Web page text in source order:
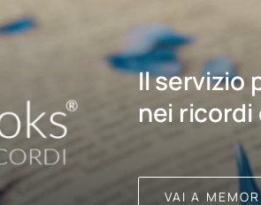
Il servizio
nei ricordi
VAI A